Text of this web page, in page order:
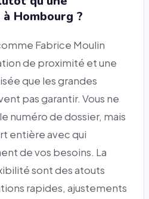
Hombourg ?
Fabrice Moulin
de proximité et une
que les grandes
pas garantir. Vous ne
numéro de dossier, mais
entière avec qui
de vos besoins. La
sont des atouts
rapides, ajustements